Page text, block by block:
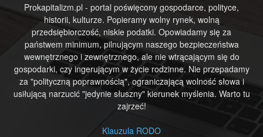
Prokapitalizm.pl - portal poświęcony gospodarce, polityce,
historii, kulturze. Popieramy wolny rynek, wolną
przedsiębiorczość, niskie podatki. Opowiadamy się za
państwem minimum, pilnującym naszego bezpieczeństwa
wewnętrznego i zewnętrznego, ale nie wtrącającym się do
gospodarki, czy ingerującym w życie rodzinne. Nie przepadamy
za "polityczną poprawnością", ograniczającą wolność słowa i
usiłującą narzucić "jedynie słuszny" kierunek myślenia. Warto tu
zajrzeć!
Klauzula RODO